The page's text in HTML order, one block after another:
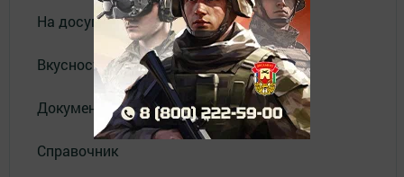
На досуге
Вкусности
Документы
Справочник